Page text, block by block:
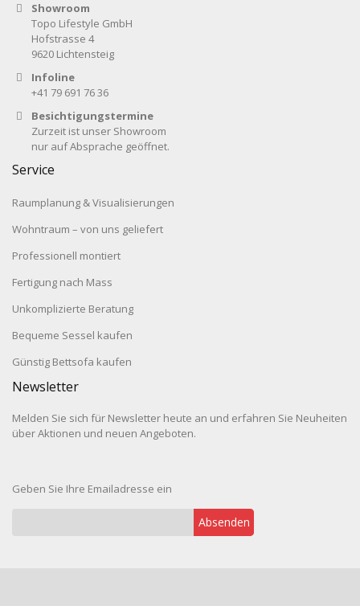
Showroom
Topo Lifestyle GmbH
Hofstrasse 4
9620 Lichtensteig
Infoline
+41 79 691 76 36
Besichtigungstermine
Zurzeit ist unser Showroom
nur auf Absprache geöffnet.
Service
Raumplanung & Visualisierungen
Wohntraum – von uns geliefert
Professionell montiert
Fertigung nach Mass
Unkomplizierte Beratung
Bequeme Sessel kaufen
Günstig Bettsofa kaufen
Newsletter
Melden Sie sich für Newsletter heute an und erfahren Sie Neuheiten
über Aktionen und neuen Angeboten.
Geben Sie Ihre Emailadresse ein
Absenden